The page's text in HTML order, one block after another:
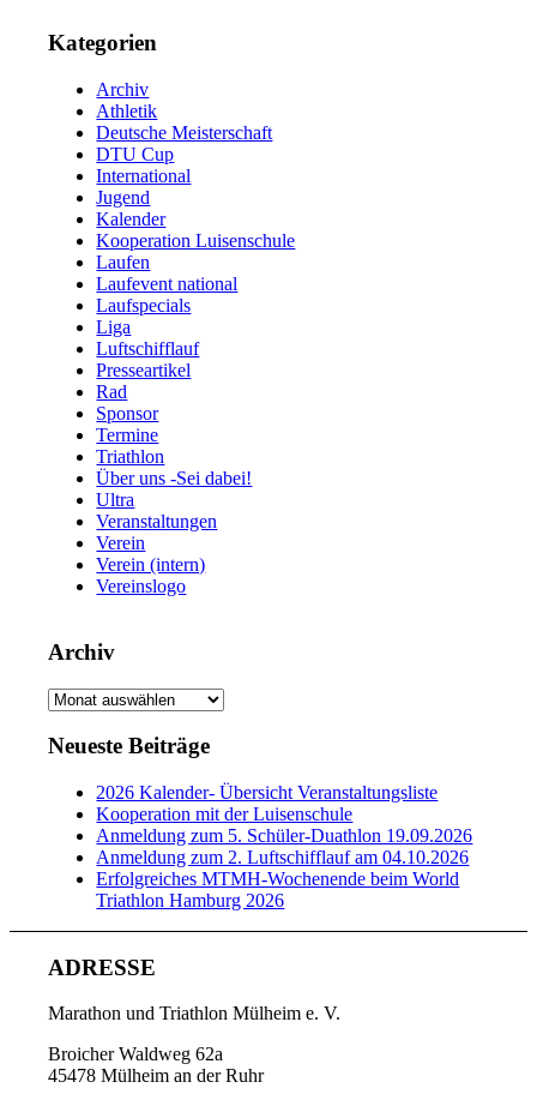
Kategorien
Archiv
Athletik
Deutsche Meisterschaft
DTU Cup
International
Jugend
Kalender
Kooperation Luisenschule
Laufen
Laufevent national
Laufspecials
Liga
Luftschifflauf
Presseartikel
Rad
Sponsor
Termine
Triathlon
Über uns -Sei dabei!
Ultra
Veranstaltungen
Verein
Verein (intern)
Vereinslogo
Archiv
Archiv
Neueste Beiträge
2026 Kalender- Übersicht Veranstaltungsliste
Kooperation mit der Luisenschule
Anmeldung zum 5. Schüler-Duathlon 19.09.2026
Anmeldung zum 2. Luftschifflauf am 04.10.2026
Erfolgreiches MTMH-Wochenende beim World
Triathlon Hamburg 2026
ADRESSE
Marathon und Triathlon Mülheim e. V.
Broicher Waldweg 62a
45478 Mülheim an der Ruhr